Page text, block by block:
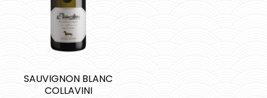
SAUVIGNON BLANC
COLLAVINI